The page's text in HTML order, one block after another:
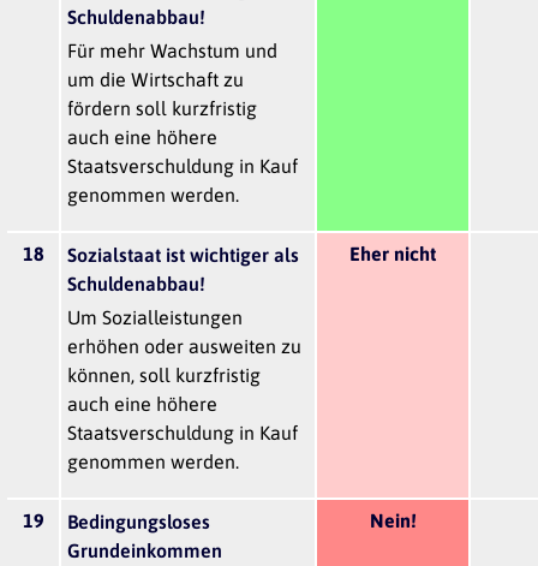
Schuldenabbau!
Für mehr Wachstum und
um die Wirtschaft zu
fördern soll kurzfristig
auch eine höhere
Staatsverschuldung in Kauf
genommen werden.
18
Sozialstaat ist wichtiger als
Schuldenabbau!
Um Sozialleistungen
erhöhen oder ausweiten zu
können, soll kurzfristig
auch eine höhere
Staatsverschuldung in Kauf
genommen werden.
Eher nicht
19
Bedingungsloses
Grundeinkommen
Nein!